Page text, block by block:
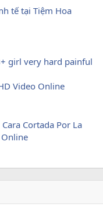
tế tại Tiệm Hoa
girl very hard painful
Video Online
Cortada Por La